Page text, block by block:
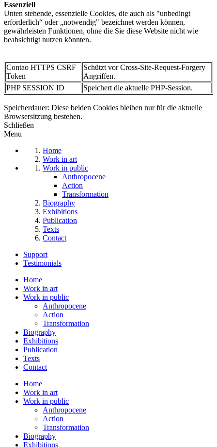
Essenziell
Unten stehende, essenzielle Cookies, die auch als "unbedingt
erforderlich“ oder „notwendig" bezeichnet werden können,
gewährleisten Funktionen, ohne die Sie diese Website nicht wie
beabsichtigt nutzen könnten.
Contao HTTPS CSRF
Token
Schützt vor Cross-Site-Request-Forgery
Angriffen.
PHP SESSION ID
Speichert die aktuelle PHP-Session.
Speicherdauer: Diese beiden Cookies bleiben nur für die aktuelle
Browsersitzung bestehen.
Schließen
Menu
Home
Work in art
Work in public
Anthropocene
Action
Transformation
Biography
Exhibitions
Publication
Texts
Contact
Support
Testimonials
Home
Work in art
Work in public
Anthropocene
Action
Transformation
Biography
Exhibitions
Publication
Texts
Contact
Home
Work in art
Work in public
Anthropocene
Action
Transformation
Biography
Exhibitions